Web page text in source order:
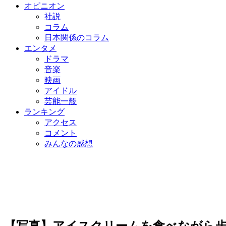
オピニオン
社説
コラム
日本関係のコラム
エンタメ
ドラマ
音楽
映画
アイドル
芸能一般
ランキング
アクセス
コメント
みんなの感想